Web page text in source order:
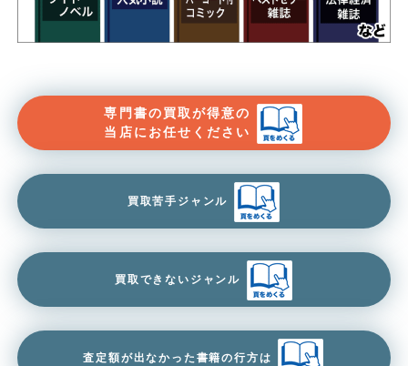
専門書の買取が得意の
当店にお任せください
買取苦手ジャンル
買取できないジャンル
査定額が出なかった書籍の行方は